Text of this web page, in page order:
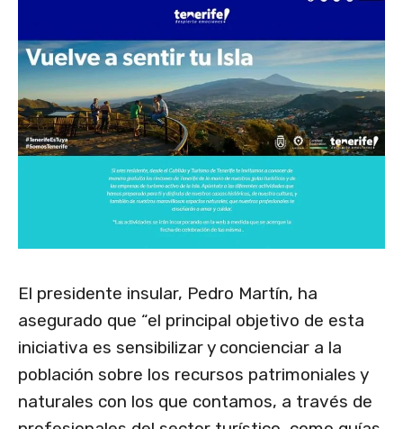
El presidente insular, Pedro Martín, ha
asegurado que “el principal objetivo de esta
iniciativa es sensibilizar y concienciar a la
población sobre los recursos patrimoniales y
naturales con los que contamos, a través de